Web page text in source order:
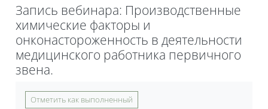
Запись вебинара: Производственные
химические факторы и
онконастороженность в деятельности
медицинского работника первичного
звена.
Отметить как выполненный